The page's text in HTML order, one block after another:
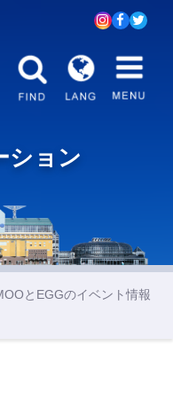
ション
とEGGのイベント情報